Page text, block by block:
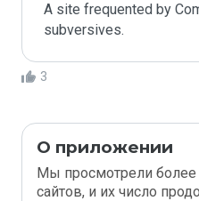
A site frequented by
subversives.
3
О приложении
Мы просмотрели
сайтов, и их число